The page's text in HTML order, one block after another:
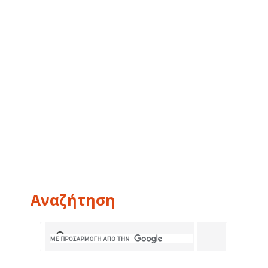
Αναζήτηση